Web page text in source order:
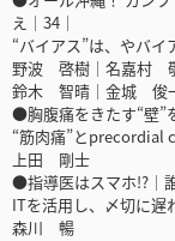
え｜34｜
“バイアス”は、やバイ
野波 啓樹｜名嘉村
鈴木 智晴｜金城 俊
●胸腹痛をきたす“壁”
“筋肉痛”とprecordial
上田 剛士
●指導医はスマホ!?｜
ITを活用し、〆切に遅
森川 暢